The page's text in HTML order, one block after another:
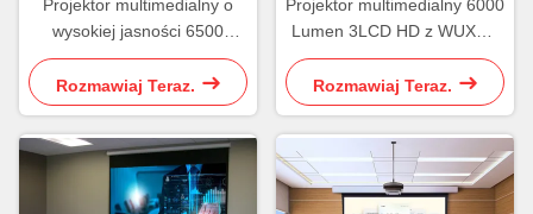
Projektor multimedialny o
wysokiej jasności 6500
lumenów do klasy
Rozmawiaj Teraz.
Projektor multimedialny 6000
Lumen 3LCD HD z WUXGA
do projekcji symulacji
golfowej
Rozmawiaj Teraz.